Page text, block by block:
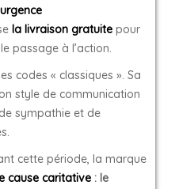
la livraison gratuite pour
passage à l’action.
codes « classiques ». Sa
style de communication
sympathie et de
cette période, la marque
cause caritative : le